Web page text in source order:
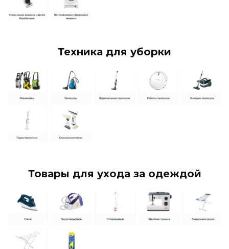
Техника для уборки
Товары для ухода за одеждой